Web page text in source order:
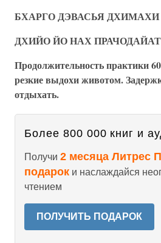
БХАРГО ДЭВАСЬЯ ДХИМАХИ
ДХИЙО ЙО НАХ ПРАЧОДАЙАТ
Продолжительность практики
резкие выдохи животом.
отдыхать.
Более 800 000 книг и
Получи 2 месяца Литрес
подарок и наслаждайся
чтением
ПОЛУЧИТЬ ПОДАРОК